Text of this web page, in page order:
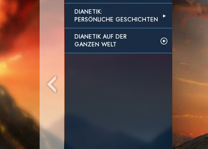
DIANETIK:
PERSÖNLICHE GESCHICHTEN
DIANETIK AUF DER
GANZEN WELT